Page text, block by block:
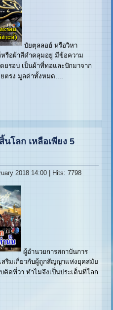
บัยตุลลอฮ์ หรือวิหา
รือผ้าสีดำคลุมอยู่ มีข้อความ
ยรอบ เป็นผ้าที่ทอและปักมาจาก
ตรง มูลค่าทั้งหมด....
โลก เหลือเพียง 5
2018 14:00 | Hits: 7798
ผู้อำนวยการสถาบันการ
ริมเกี่ยวกับผู้ถูกสัญญาแห่งยุคสมัย
คิดที่ว่า ทำไมจึงเป็นประเด็นที่โลก